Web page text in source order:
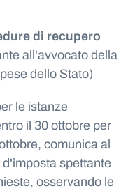
di recupero
all'avvocato della
dello Stato)
le istanze
il 30 ottobre per
comunica al
spettante
osservando le